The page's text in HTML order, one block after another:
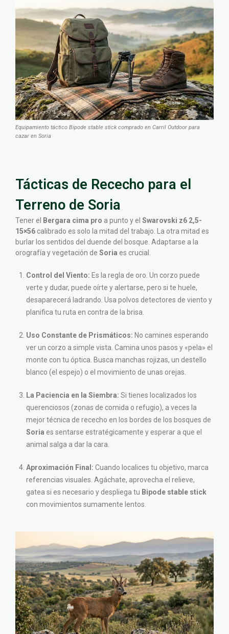
Equipamiento táctico Bipode stable stick comprado en Carril Outdoor para
cazar en Soria
Tácticas de Rececho para el
Terreno de Soria
Tener el Bergara cima pro a punto y el Swarovski z6 2,5-
15×56 calibrado es solo la mitad del trabajo. La otra mitad es
burlar los sentidos del duende del bosque. Adaptarse a la
orografía y vegetación de Soria es crucial.
Control del Viento: Es la regla de oro. Un corzo puede
verte y dudar, puede oírte y alertarse, pero si te huele,
desaparecerá ladrando. Usa polvos detectores de viento y
planifica tu ruta en contra de la brisa.
Uso Constante de Prismáticos: No camines esperando
ver un corzo a simple vista. Camina unos pasos y «pela» el
monte con tu óptica. Busca manchas rojizas, un destello
blanco (el espejo) o el movimiento de unas orejas.
La Paciencia en la Siembra: Si tienes localizados los
querenciosos (zonas de comida o refugio), a veces la
mejor técnica de rececho en los bordes de los bosques de
Soria es sentarse estratégicamente y esperar a que el
animal salga a dar la cara.
Aproximación Final: Cuando localices tu objetivo, marca
referencias visuales. Agáchate, aprovecha el relieve,
gatea si es necesario y despliega tu Bipode stable stick
con movimientos sumamente lentos.